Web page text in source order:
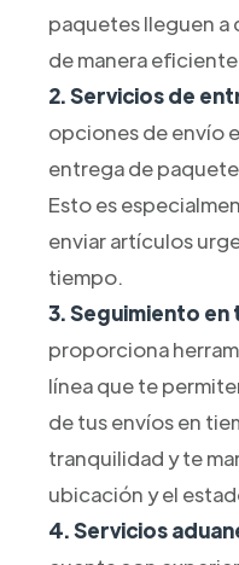
paquetes lleguen
de manera
2. Servicios de
opciones de envío
entrega de
Esto es
enviar artículos
tiempo.
3. Seguimiento en
proporciona
línea que te
de tus envíos en
tranquilidad y te
ubicación y el
4. Servicios